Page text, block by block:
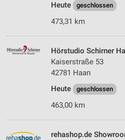
Heute
geschlossen
473,31 km
Hörstudio Schirner
Kaiserstraße 53
42781 Haan
Heute
geschlossen
463,00 km
rehashop.de